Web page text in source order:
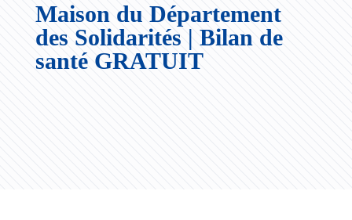
Maison du Département
des Solidarités | Bilan de
santé GRATUIT